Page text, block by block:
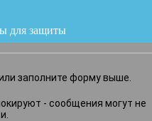
сейчас
заполните форму выше.
- сообщения могут не